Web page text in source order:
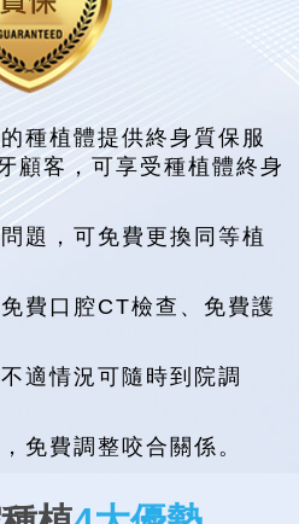
種植體提供終身質保服
顧客，可享受種植體終身
題，可免費更換同等植
費口腔CT檢查、免費護
適情況可隨時到院調
免費調整咬合關係。